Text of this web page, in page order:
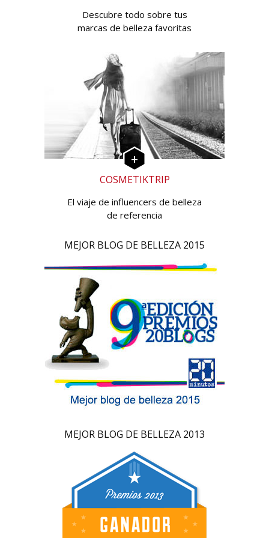
Descubre todo sobre tus
marcas de belleza favoritas
COSMETIKTRIP
El viaje de influencers de belleza
de referencia
MEJOR BLOG DE BELLEZA 2015
MEJOR BLOG DE BELLEZA 2013